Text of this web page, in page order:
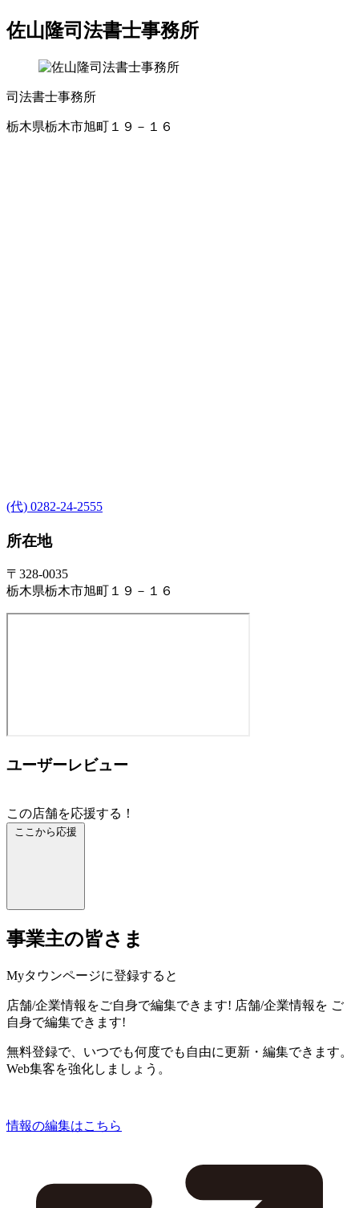
佐山隆司法書士事務所
司法書士事務所
栃木県栃木市旭町１９－１６
(代) 0282-24-2555
所在地
〒328-0035
栃木県栃木市旭町１９－１６
ユーザーレビュー
この店舗を応援する！
ここから応援
事業主の皆さま
Myタウンページに登録すると
店舗/企業情報をご自身で編集できます! 店舗/企業情報を ご
自身で編集できます!
無料登録で、いつでも何度でも自由に更新・編集できます。
Web集客を強化しましょう。
情報の編集はこちら